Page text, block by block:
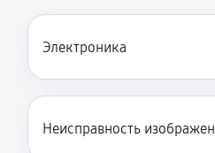
Электроника
Неисправность